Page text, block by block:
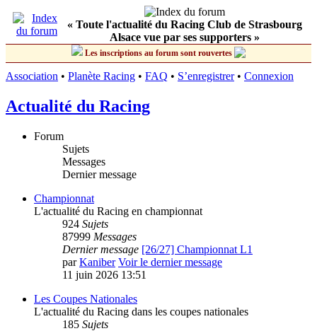
« Toute l'actualité du Racing Club de Strasbourg
Alsace vue par ses supporters »
Les inscriptions au forum sont rouvertes
Association • Planète Racing • FAQ • S’enregistrer• Connexion
Actualité du Racing
Forum
Sujets
Messages
Dernier message
Championnat
L'actualité du Racing en championnat
924 Sujets
87999 Messages
Dernier message [26/27] Championnat L1
parKaniber Voir le dernier message
11 juin 2026 13:51
Les Coupes Nationales
L'actualité du Racing dans les coupes nationales
185 Sujets